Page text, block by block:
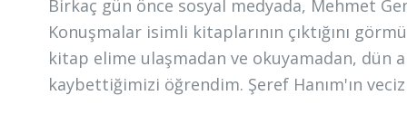
Birkaç gün önce sosyal medyada, Mehmet
Konuşmalar isimli kitaplarının çıktığını
kitap elime ulaşmadan ve okuyamadan, dün
kaybettiğimizi öğrendim. Şeref Hanım'ın